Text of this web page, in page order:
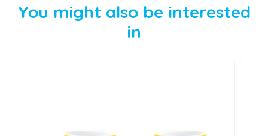
You might also be interested
in